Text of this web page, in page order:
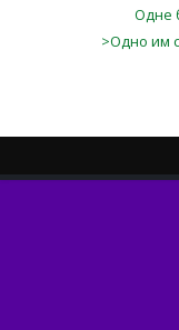
Одне
>Одно им